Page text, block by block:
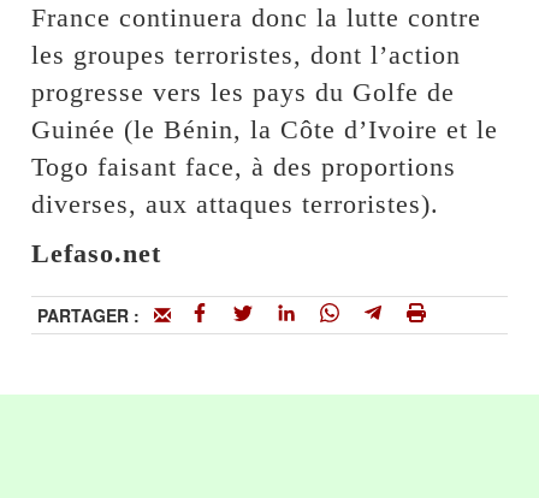
France continuera donc la lutte contre
les groupes terroristes, dont l’action
progresse vers les pays du Golfe de
Guinée (le Bénin, la Côte d’Ivoire et le
Togo faisant face, à des proportions
diverses, aux attaques terroristes).
Lefaso.net
PARTAGER :